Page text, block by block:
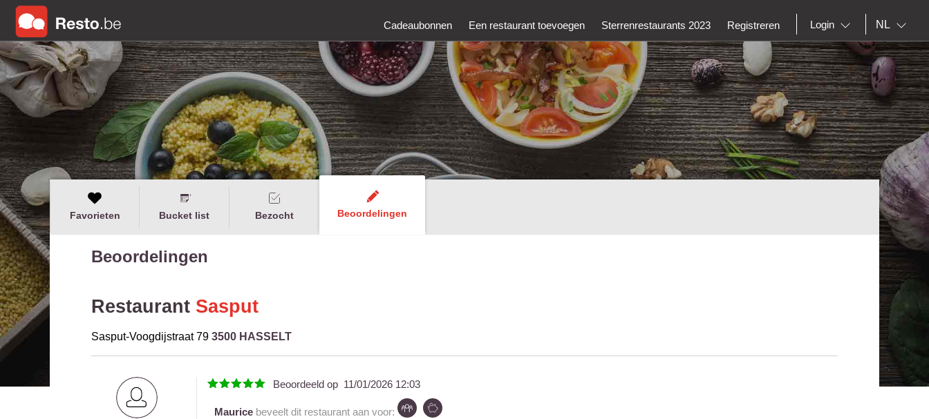
Cadeaubonnen Een restaurant toevoegen Sterrenrestaurants 2023 Registreren Login NL
Favorieten Bucket list Bezocht Beoordelingen
Beoordelingen
Restaurant Sasput
Sasput-Voogdijstraat 79 3500 HASSELT
Beoordeeld op 11/01/2026 12:03
Maurice beveelt dit restaurant aan voor: